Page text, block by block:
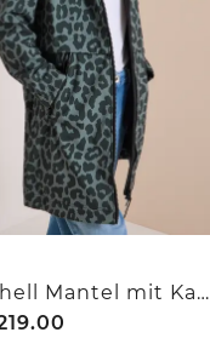
Softshell Mantel mit Kapuze und Leo-Muster